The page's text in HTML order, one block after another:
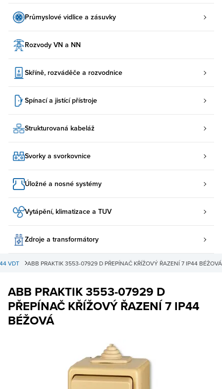
Průmyslové vidlice a zásuvky
Rozvody VN a NN
Skříně, rozváděče a rozvodnice
Spínací a jistící přístroje
Strukturovaná kabeláž
Svorky a svorkovnice
Úložné a nosné systémy
Vytápění, klimatizace a TUV
Zdroje a transformátory
ABB PRAKTIK 3553-07929 D PŘEPÍNAČ KŘÍŽOVÝ ŘAZENÍ 7 IP44 BÉŽOVÁ
VDT
ABB PRAKTIK 3553-07929 D
PŘEPÍNAČ KŘÍŽOVÝ ŘAZENÍ 7 IP44
BÉŽOVÁ